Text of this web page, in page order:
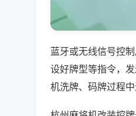
蓝牙或无线信号控
设好牌型等指令，
机洗牌、码牌过程